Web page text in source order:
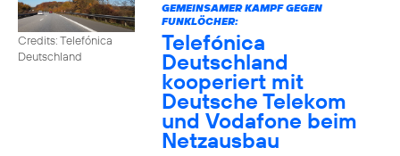
Credits: Telefónica
Deutschland
GEMEINSAMER KAMPF GEGEN
FUNKLÖCHER:
Telefónica
Deutschland
kooperiert mit
Deutsche Telekom
und Vodafone beim
Netzausbau